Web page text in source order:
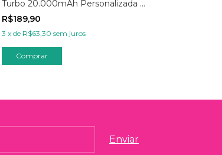
Turbo 20.000mAh Personalizada -
Wish Flores Tropicais
R$189,90
3 x de R$63,30 sem juros
Comprar